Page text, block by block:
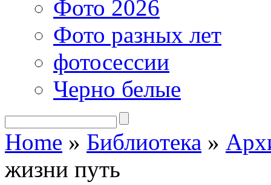
Фото 2026
Фото разных лет
фотосессии
Черно белые
Home » Библиотека »
жизни путь